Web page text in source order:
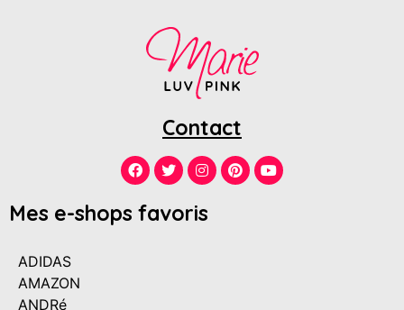
Contact
Mes e-shops favoris
ADIDAS
AMAZON
ANDRé